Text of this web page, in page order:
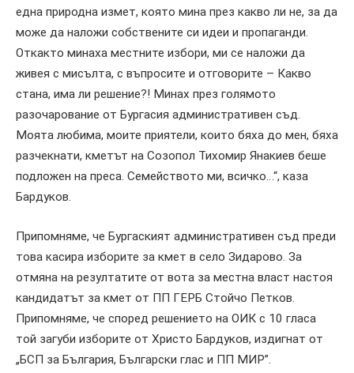
една природна измет, която мина през какво ли не, за да
може да наложи собствените си идеи и пропаганди.
Откакто минаха местните избори, ми се наложи да
живея с мисълта, с въпросите и отговорите – Какво
стана, има ли решение?! Минах през голямото
разочарование от Бургасия административен съд.
Моята любима, моите приятели, които бяха до мен, бяха
разчекнати, кметът на Созопол Тихомир Янакиев беше
подложен на преса. Семейството ми, всичко…“, каза
Бардуков.
Припомняме, че Бургаският административен съд преди
това касира изборите за кмет в село Зидарово. За
отмяна на резултатите от вота за местна власт настоя
кандидатът за кмет от ПП ГЕРБ Стойчо Петков.
Припомняме, че според решението на ОИК с 10 гласа
той загуби изборите от Христо Бардуков, издигнат от
„БСП за България, Български глас и ПП МИР”.